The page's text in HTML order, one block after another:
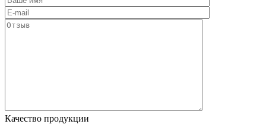
Качество продукции